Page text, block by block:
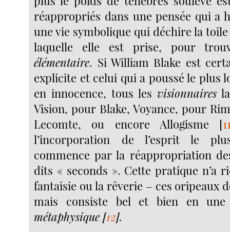
réappropriés dans une pensée qui a
une vie symbolique qui déchire la
laquelle elle est prise, pour
élémentaire. Si William Blake est
explicite et celui qui a poussé le plus
en innocence, tous lesvisionnaires
Vision, pour Blake, Voyance, pour
Lecomte, ou encore Allogisme [
l’incorporation de l’esprit le
commence par la réappropriation
dits « seconds ». Cette pratique n’a
fantaisie ou la rêverie – ces oripeaux
mais consiste bel et bien en
métaphysique [12].